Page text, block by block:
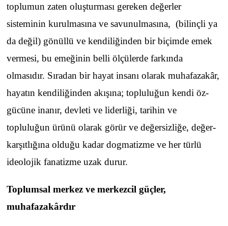
toplumun zaten oluşturması gereken değerler
sisteminin kurulmasına ve savunulmasına, (bilinçli ya
da değil) gönüllü ve kendiliğinden bir biçimde emek
vermesi, bu emeğinin belli ölçülerde farkında
olmasıdır. Sıradan bir hayat insanı olarak muhafazakâr,
hayatın kendiliğinden akışına; topluluğun kendi öz-
gücüne inanır, devleti ve liderliği, tarihin ve
topluluğun ürünü olarak görür ve değersizliğe, değer-
karşıtlığına olduğu kadar dogmatizme ve her türlü
ideolojik fanatizme uzak durur.
Toplumsal merkez ve merkezcil güçler,
muhafazakârdır